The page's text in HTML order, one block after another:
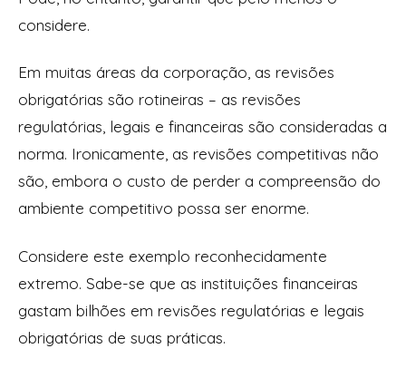
considere.
Em muitas áreas da corporação, as revisões
obrigatórias são rotineiras – as revisões
regulatórias, legais e financeiras são consideradas a
norma. Ironicamente, as revisões competitivas não
são, embora o custo de perder a compreensão do
ambiente competitivo possa ser enorme.
Considere este exemplo reconhecidamente
extremo. Sabe-se que as instituições financeiras
gastam bilhões em revisões regulatórias e legais
obrigatórias de suas práticas.